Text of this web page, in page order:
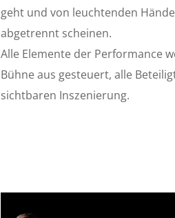
geht und von leuchtenden
abgetrennt scheinen.
Alle Elemente der Performance
Bühne aus gesteuert, alle
sichtbaren Inszenierung.